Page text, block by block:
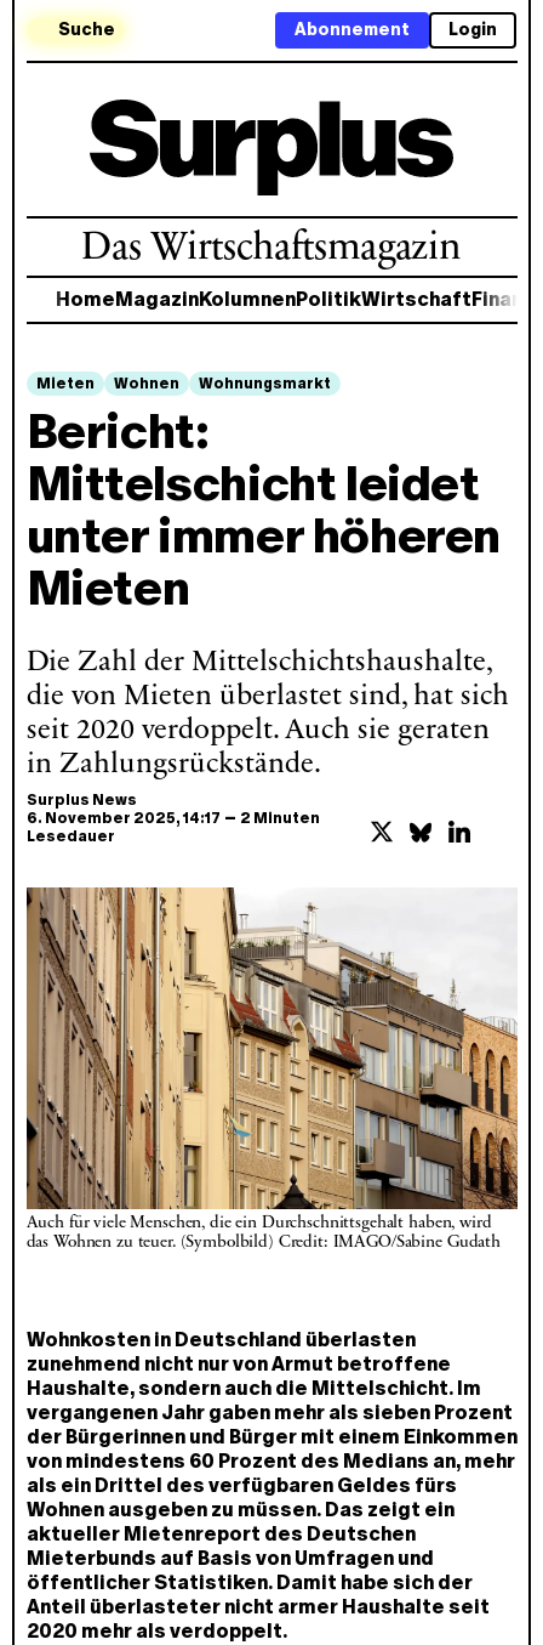
Suche Login
Abonnement
Das Wirtschaftsmagazin
Home MagazinKolumnenPolitikWirtschaft
Mieten Wohnen Wohnungsmarkt
Bericht:
Mittelschicht leidet
unter immer höheren
Mieten
Die Zahl der Mittelschichtshaushalte,
die von Mieten überlastet sind, hat sich
seit 2020 verdoppelt. Auch sie geraten
in Zahlungsrückstände.
Surplus News
6. November 2025, 14:17 – 2 Minuten
Lesedauer
Auch für viele Menschen, die ein Durchschnittsgehalt haben, wird
das Wohnen zu teuer. (Symbolbild) Credit: IMAGO/Sabine Gudath
Wohnkosten in Deutschland überlasten
zunehmend nicht nur von Armut betroffene
Haushalte, sondern auch die Mittelschicht. Im
vergangenen Jahr gaben mehr als sieben Prozent
der Bürgerinnen und Bürger mit einem Einkommen
von mindestens 60 Prozent des Medians an, mehr
als ein Drittel des verfügbaren Geldes fürs
Wohnen ausgeben zu müssen. Das zeigt ein
aktueller Mietenreport des Deutschen
Mieterbunds auf Basis von Umfragen und
öffentlicher Statistiken. Damit habe sich der
Anteil überlasteter nicht armer Haushalte seit
2020 mehr als verdoppelt.